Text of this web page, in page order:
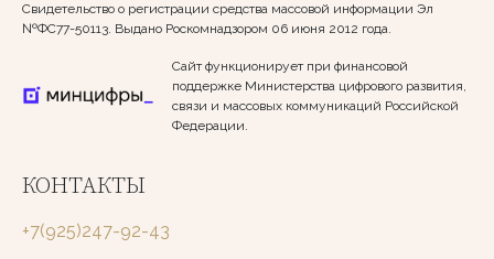
Свидетельство о регистрации средства массовой информации Эл
№ФС77-50113. Выдано Роскомнадзором 06 июня 2012 года.
Сайт функционирует при финансовой
поддержке Министерства цифрового развития,
связи и массовых коммуникаций Российской
Федерации.
КОНТАКТЫ
+7(925)247-92-43